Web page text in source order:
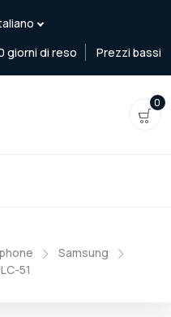
giorni di reso Prezzi bassi
0
Samsung
51